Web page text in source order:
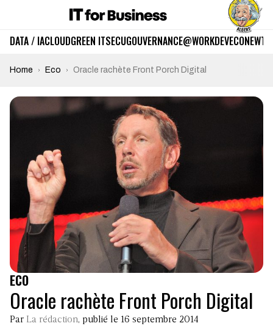
DATA / IACLOUDGREEN ITSECUGOUVERNANCE@WORKDEVECO
Home Eco Oracle rachète Front Porch Digital
ECO
Oracle rachète Front Porch Digital
Par La rédaction, publié le 16 septembre 2014